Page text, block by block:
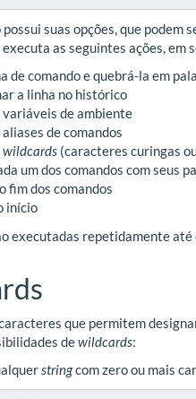
possui suas opções, que
executa as seguintes ações, em
de comando e quebrá-la em
a linha no histórico
de ambiente
de comandos
wildcards (caracteres curingas
um dos comandos com seus
fim dos comandos
início
executadas repetidamente
que permitem
dewildcards:
stringcom zero ou mais